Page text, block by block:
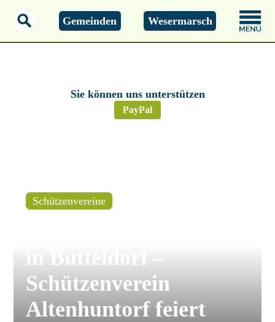
Gemeinden Wesermarsch
Sie können uns unterstützen
PayPal
Schützenvereine
in Butteldorf –
Schützenverein
Altenhuntorf feiert